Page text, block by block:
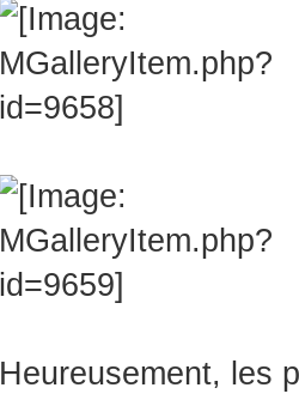
Heureusement, les